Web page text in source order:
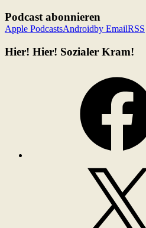
Podcast abonnieren
Apple PodcastsAndroidby EmailRSS
Hier! Hier! Sozialer Kram!